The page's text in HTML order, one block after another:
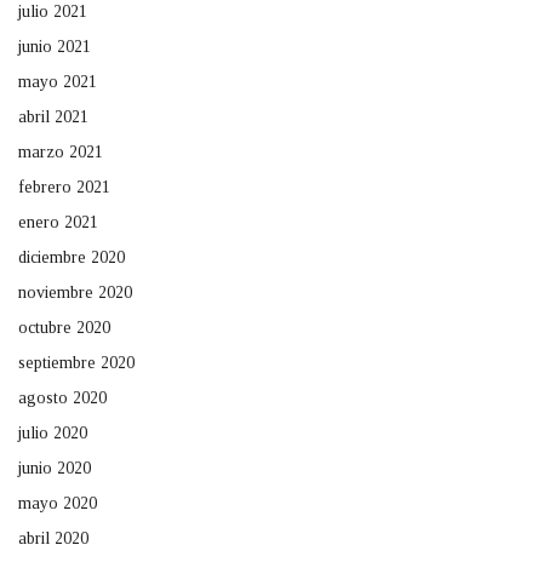
julio 2021
junio 2021
mayo 2021
abril 2021
marzo 2021
febrero 2021
enero 2021
diciembre 2020
noviembre 2020
octubre 2020
septiembre 2020
agosto 2020
julio 2020
junio 2020
mayo 2020
abril 2020